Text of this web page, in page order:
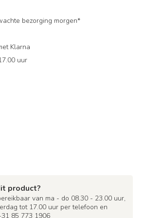
bezorging morgen*
Klarna
uur
product?
van ma - do 08.30 - 23.00 uur,
tot 17.00 uur per telefoon en
85 773 1906